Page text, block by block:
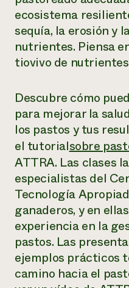
ecosistema
sequía, la erosión y
nutrientes. Piensa
tiovivo de
Descubre cómo
para mejorar la
los pastos y tus
el tutorialsobre
ATTRA. Las clases
especialistas del
Tecnología
ganaderos, y en
experiencia en la
pastos. Las
ejemplos prácticos
camino hacia el